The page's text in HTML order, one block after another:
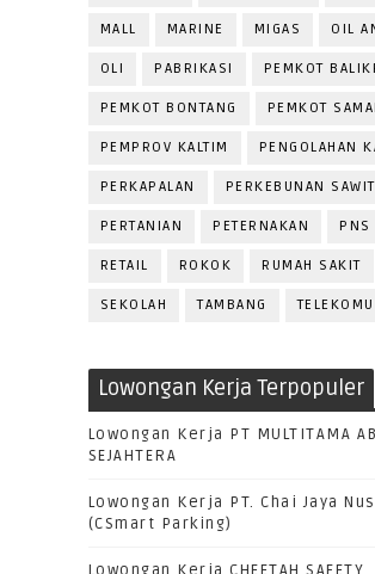
MALL MARINE MIGAS OIL
OLI PABRIKASI PEMKOT
PEMKOT BONTANG PEMKOT
PEMPROV KALTIM PENGOLAHAN
PERKAPALAN PERKEBUNAN SAWIT
PERTANIAN PETERNAKAN PNS
RETAIL ROKOK RUMAH SAKIT
SEKOLAH TAMBANG
Lowongan Kerja Terpopuler
Lowongan Kerja PT MULTITAMA
SEJAHTERA
Lowongan Kerja PT. Chai Jaya
(CSmart Parking)